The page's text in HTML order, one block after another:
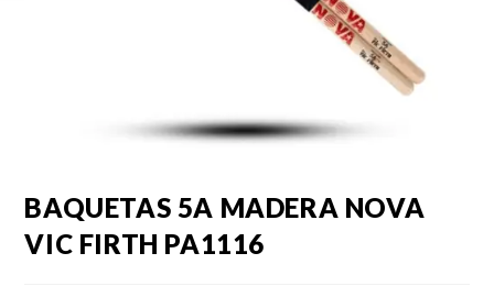
BAQUETAS 5A MADERA NOVA
VIC FIRTH PA1116